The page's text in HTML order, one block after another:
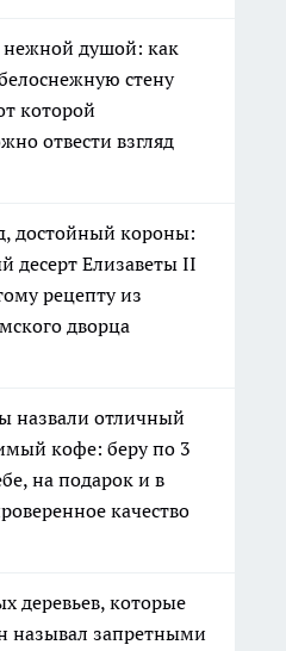
нежной душой: как
стену
которой
отвести взгляд
достойный короны:
десерт Елизаветы II
рецепту из
дворца
назвали отличный
кофе: беру по 3
на подарок и в
качество
деревьев, которые
называл запретными